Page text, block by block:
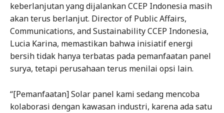
keberlanjutan yang dijalankan CCEP Indonesia masih
akan terus berlanjut. Director of Public Affairs,
Communications, and Sustainability CCEP Indonesia,
Lucia Karina, memastikan bahwa inisiatif energi
bersih tidak hanya terbatas pada pemanfaatan panel
surya, tetapi perusahaan terus menilai opsi lain.
“[Pemanfaatan] Solar panel kami sedang mencoba
kolaborasi dengan kawasan industri, karena ada satu